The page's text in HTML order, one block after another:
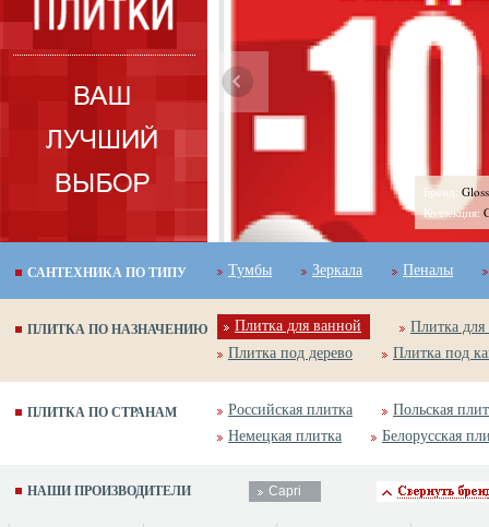
Travertini
Бренд:
Коллекция:
САНТЕХНИКА ПО ТИПУ Тумбы Зеркала Пеналы
ПЛИТКА ПО НАЗНАЧЕНИЮ Плитка для ванной
Плитка для
Плитка под дерево
Плитка под
ПЛИТКА ПО СТРАНАМ Российская плитка
Польская
Немецкая плитка
Белорусская
НАШИ ПРОИЗВОДИТЕЛИ Capri